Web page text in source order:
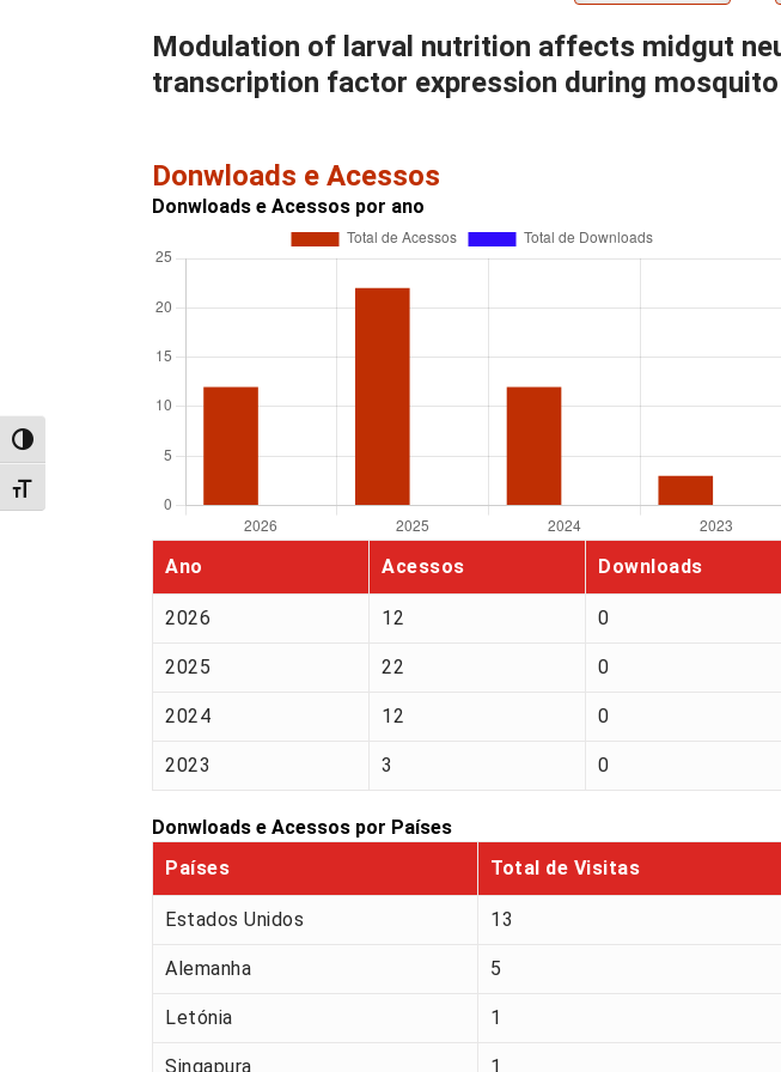
Alternar alto contraste
Alternar tamanho da fonte
Modulation of larval nutrition affects midgut
transcription factor expression during
Donwloads e Acessos
Donwloads e Acessos por ano
Ano Acessos Downloads
2026 12 0
2025 22 0
2024 12 0
2023 3 0
Donwloads e Acessos por Países
Países
Total de Visitas
Estados Unidos 13
Alemanha 5
Letónia 1
Singapura 1